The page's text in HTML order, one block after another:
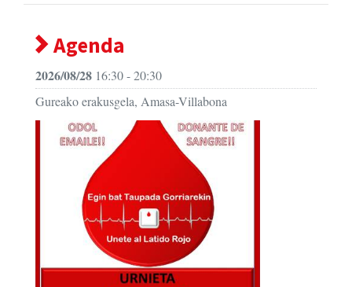
Agenda
2026/08/28 16:30 - 20:30
Gureako erakusgela, Amasa-Villabona